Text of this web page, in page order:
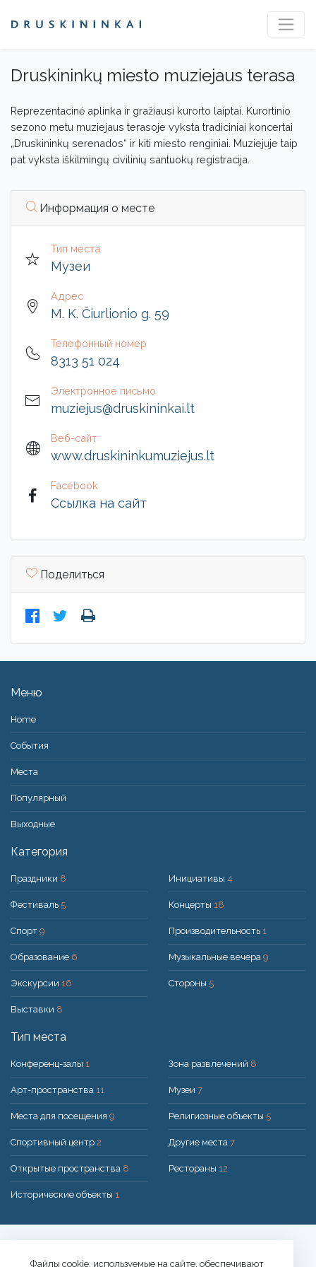
Druskininkų miesto muziejaus terasa
Reprezentacinė aplinka ir gražiausi kurorto laiptai. Kurortinio
sezono metu muziejaus terasoje vyksta tradiciniai koncertai
„Druskininkų serenados“ ir kiti miesto renginiai. Muziejuje taip
pat vyksta iškilmingų civilinių santuokų registracija.
Информация о месте
Тип места
Музеи
Адрес
M. K. Čiurlionio g. 59
Телефонный номер
8313 51 024
Электронное письмо
muziejus@druskininkai.lt
Веб-сайт
www.druskininkumuziejus.lt
Facebook
Ссылка на сайт
Поделиться
Меню
Home
События
Места
Популярный
Bыходные
Категория
Праздники 8
Фестиваль 5
Спорт 9
Образование 6
Экскурсии 16
Выставки 8
Инициативы 4
Концерты 18
Производительность 1
Музыкальные вечера 9
Стороны 5
Тип места
Конференц-залы 1
Арт-пространства 11
Места для посещения 9
Спортивный центр 2
Открытые пространства 8
Исторические объекты 1
Зона развлечений 8
Музеи 7
Религиозные объекты 5
Другие места 7
Рестораны 12
Файлы cookie, используемые на сайте, обеспечивают